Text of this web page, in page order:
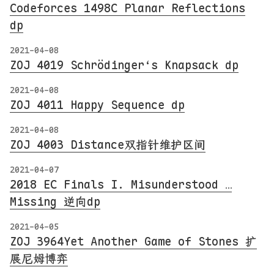
Codeforces 1498C Planar Reflections
dp
2021-04-08
ZOJ 4019 Schrödinger‘s Knapsack dp
2021-04-08
ZOJ 4011 Happy Sequence dp
2021-04-08
ZOJ 4003 Distance双指针维护区间
2021-04-07
2018 EC Finals I. Misunderstood …
Missing 逆向dp
2021-04-05
ZOJ 3964Yet Another Game of Stones 扩
展尼姆博弈